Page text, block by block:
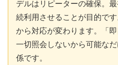
デルはリピーターの確保。
続利用させることが目的で
から対応が変わります。「
一切照会しないから可能な
係です。